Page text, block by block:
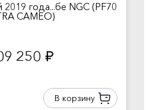
года...бе NGC (PF70
CAMEO)
250 руб.
В корзину